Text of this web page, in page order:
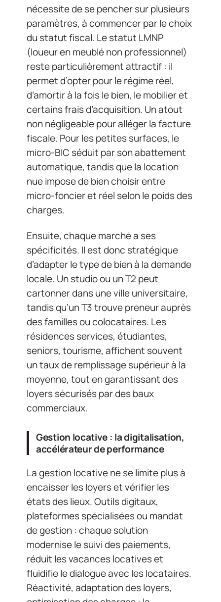
nécessite de se pencher sur plusieurs
paramètres, à commencer par le choix
du statut fiscal. Le statut LMNP
(loueur en meublé non professionnel)
reste particulièrement attractif : il
permet d’opter pour le régime réel,
d’amortir à la fois le bien, le mobilier et
certains frais d’acquisition. Un atout
non négligeable pour alléger la facture
fiscale. Pour les petites surfaces, le
micro-BIC séduit par son abattement
automatique, tandis que la location
nue impose de bien choisir entre
micro-foncier et réel selon le poids des
charges.
Ensuite, chaque marché a ses
spécificités. Il est donc stratégique
d’adapter le type de bien à la demande
locale. Un studio ou un T2 peut
cartonner dans une ville universitaire,
tandis qu’un T3 trouve preneur auprès
des familles ou colocataires. Les
résidences services, étudiantes,
seniors, tourisme, affichent souvent
un taux de remplissage supérieur à la
moyenne, tout en garantissant des
loyers sécurisés par des baux
commerciaux.
Gestion locative : la digitalisation,
accélérateur de performance
La gestion locative ne se limite plus à
encaisser les loyers et vérifier les
états des lieux. Outils digitaux,
plateformes spécialisées ou mandat
de gestion : chaque solution
modernise le suivi des paiements,
réduit les vacances locatives et
fluidifie le dialogue avec les locataires.
Réactivité, adaptation des loyers,